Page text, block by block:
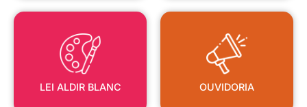
LEI ALDIR BLANC
LEI ALDIR BLANC
OUVIDORIA
OUVIDORIA